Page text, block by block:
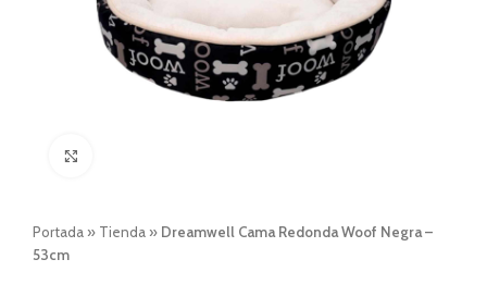
Portada » Tienda » Dreamwell Cama Redonda Woof Negra –
53cm